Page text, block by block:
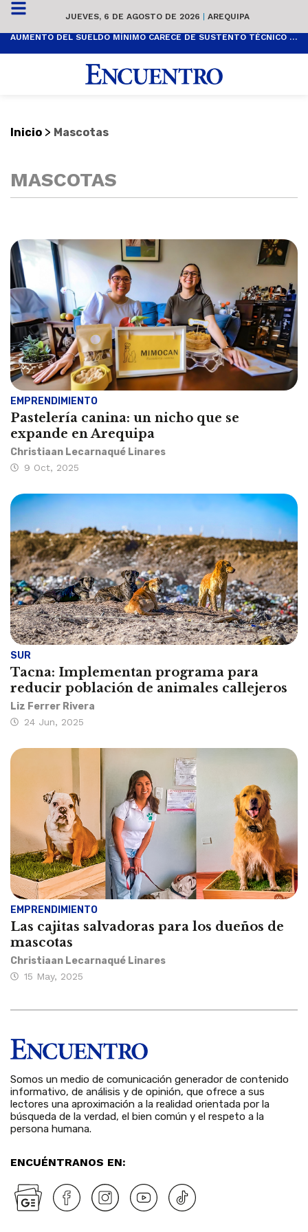
JUEVES, 6 DE AGOSTO DE 2026 | AREQUIPA
AUMENTO DEL SUELDO MÍNIMO CARECE DE SUSTENTO TÉCNICO Y ES POPULISTA
Inicio > Mascotas
MASCOTAS
EMPRENDIMIENTO
Pastelería canina: un nicho que se
expande en Arequipa
Christiaan Lecarnaqué Linares
9 Oct, 2025
SUR
Tacna: Implementan programa para
reducir población de animales callejeros
Liz Ferrer Rivera
24 Jun, 2025
EMPRENDIMIENTO
Las cajitas salvadoras para los dueños de
mascotas
Christiaan Lecarnaqué Linares
15 May, 2025
Somos un medio de comunicación generador de contenido
informativo, de análisis y de opinión, que ofrece a sus
lectores una aproximación a la realidad orientada por la
búsqueda de la verdad, el bien común y el respeto a la
persona humana.
ENCUÉNTRANOS EN: